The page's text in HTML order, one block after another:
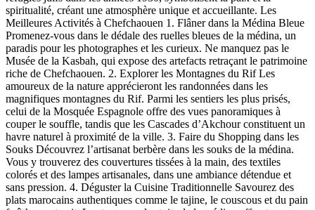
spiritualité, créant une atmosphère unique et accueillante. Les
Meilleures Activités à Chefchaouen 1. Flâner dans la Médina Bleue
Promenez-vous dans le dédale des ruelles bleues de la médina, un
paradis pour les photographes et les curieux. Ne manquez pas le
Musée de la Kasbah, qui expose des artefacts retraçant le patrimoine
riche de Chefchaouen. 2. Explorer les Montagnes du Rif Les
amoureux de la nature apprécieront les randonnées dans les
magnifiques montagnes du Rif. Parmi les sentiers les plus prisés,
celui de la Mosquée Espagnole offre des vues panoramiques à
couper le souffle, tandis que les Cascades d’Akchour constituent un
havre naturel à proximité de la ville. 3. Faire du Shopping dans les
Souks Découvrez l’artisanat berbère dans les souks de la médina.
Vous y trouverez des couvertures tissées à la main, des textiles
colorés et des lampes artisanales, dans une ambiance détendue et
sans pression. 4. Déguster la Cuisine Traditionnelle Savourez des
plats marocains authentiques comme le tajine, le couscous et du pain